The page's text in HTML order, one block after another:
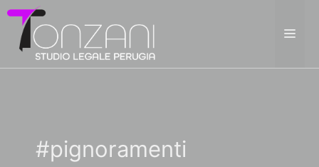
Vai
contenuto
#pignoramenti